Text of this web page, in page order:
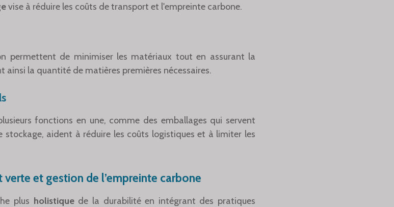
vise à réduire les coûts de transport et l'empreinte carbone.
permettent de minimiser les matériaux tout en assurant la
la quantité de matières premières nécessaires.
fonctions en une, comme des emballages qui servent
stockage, aident à réduire les coûts logistiques et à limiter les
et gestion de l’empreinte carbone
plus holistiquede la durabilité en intégrant des pratiques